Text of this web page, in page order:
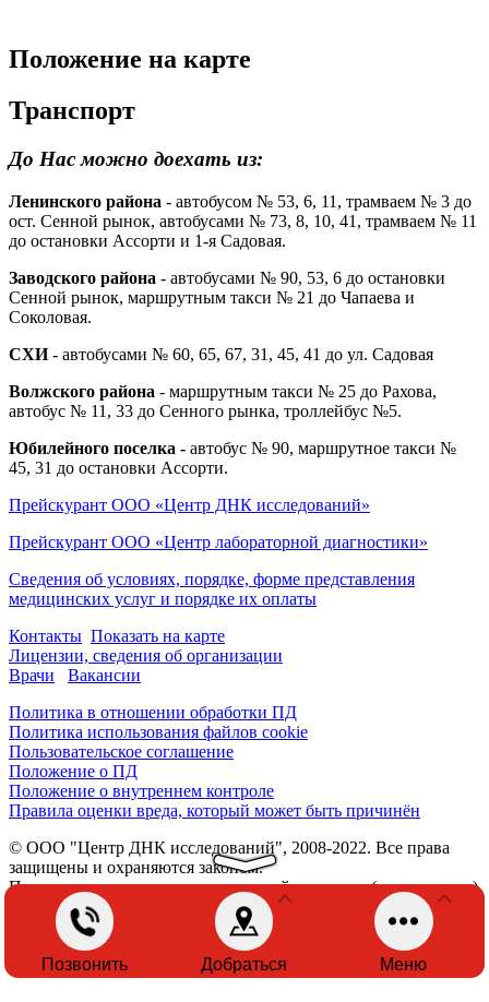
Положение на карте
Транспорт
До Нас можно доехать из:
Ленинского района - автобусом № 53, 6, 11, трамваем № 3 до
ост. Сенной рынок, автобусами № 73, 8, 10, 41, трамваем № 11
до остановки Ассорти и 1-я Садовая.
Заводского района - автобусами № 90, 53, 6 до остановки
Сенной рынок, маршрутным такси № 21 до Чапаева и
Соколовая.
СХИ- автобусами № 60, 65, 67, 31, 45, 41 до ул. Садовая
Волжского района - маршрутным такси № 25 до Рахова,
автобус № 11, 33 до Сенного рынка, троллейбус №5.
Юбилейного поселка - автобус № 90, маршрутное такси №
45, 31 до остановки Ассорти.
Прейскурант ООО «Центр ДНК исследований»
Прейскурант ООО «Центр лабораторной диагностики»
Сведения об условиях, порядке, форме представления
медицинских услуг и порядке их оплаты
Контакты Показать на карте
Лицензии, сведения об организации
Врачи
Вакансии
Политика в отношении обработки ПД
Политика использования файлов cookie
Пользовательское соглашение
Положение о ПД
Положение о внутреннем контроле
Правила оценки вреда, который может быть причинён
© ООО "Центр ДНК исследований", 2008-2022. Все права
защищены и охраняются законом.
При использовании материалов с сайта, ссылка (гиперссылка)
обязательна.
Разработка сайта -
Кальянов
Позвонить Добраться Меню